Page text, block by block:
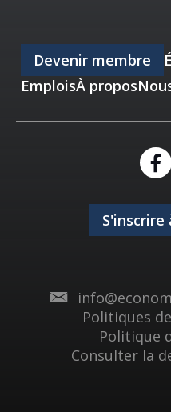
Devenir membre
EmploisÀ propos
Politiques
Politique
Consulter la